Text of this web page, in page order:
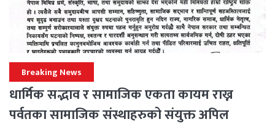
Breaking News
धार्मिक सद्भाव र सामाजिक एकता कायम राख्न
पर्वतका सामाजिक संस्थाहरुको संयुक्त अपिल